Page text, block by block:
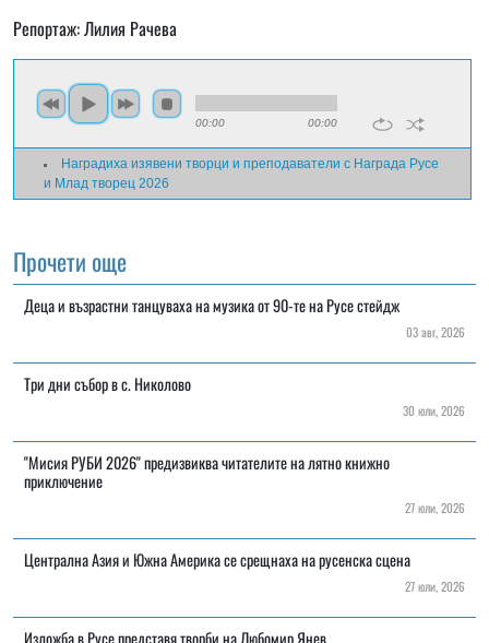
Репортаж: Лилия Рачева
00:00 00:00
Наградиха изявени творци и преподаватели с Награда Русе
и Млад творец 2026
Прочети още
Деца и възрастни танцуваха на музика от 90-те на Русе стейдж
03 авг, 2026
Три дни събор в с. Николово
30 юли, 2026
"Мисия РУБИ 2026" предизвиква читателите на лятно книжно
приключение
27 юли, 2026
Централна Азия и Южна Америка се срещнаха на русенска сцена
27 юли, 2026
Изложба в Русе представя творби на Любомир Янев